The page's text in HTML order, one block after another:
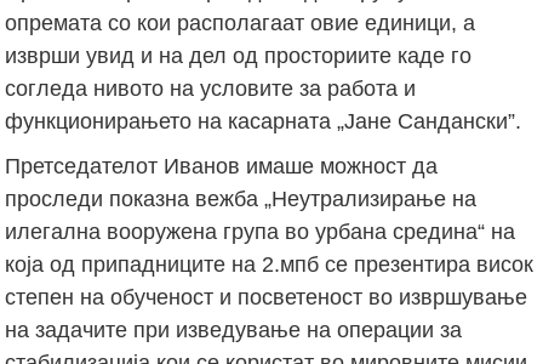
опремата со кои располагаат овие единици, а
изврши увид и на дел од просториите каде го
согледа нивото на условите за работа и
функционирањето на касарната „Јане Сандански”.
Претседателот Иванов имаше можност да
проследи показна вежба „Неутрализирање на
илегална вооружена група во урбана средина“ на
која од припадниците на 2.мпб се презентира висок
степен на обученост и посветеност во извршување
на задачите при изведување на операции за